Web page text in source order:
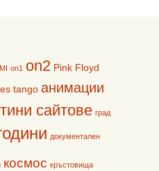
on1 on2 Pink Floyd
tango анимации
сайтове град
документален
космос кръстовища